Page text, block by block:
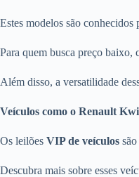
Estes modelos são
Para quem busca preço baixo,
Além disso, a versatilidade
Veículos como o Renault
Os leilões VIP de veículos
Descubra mais sobre esses